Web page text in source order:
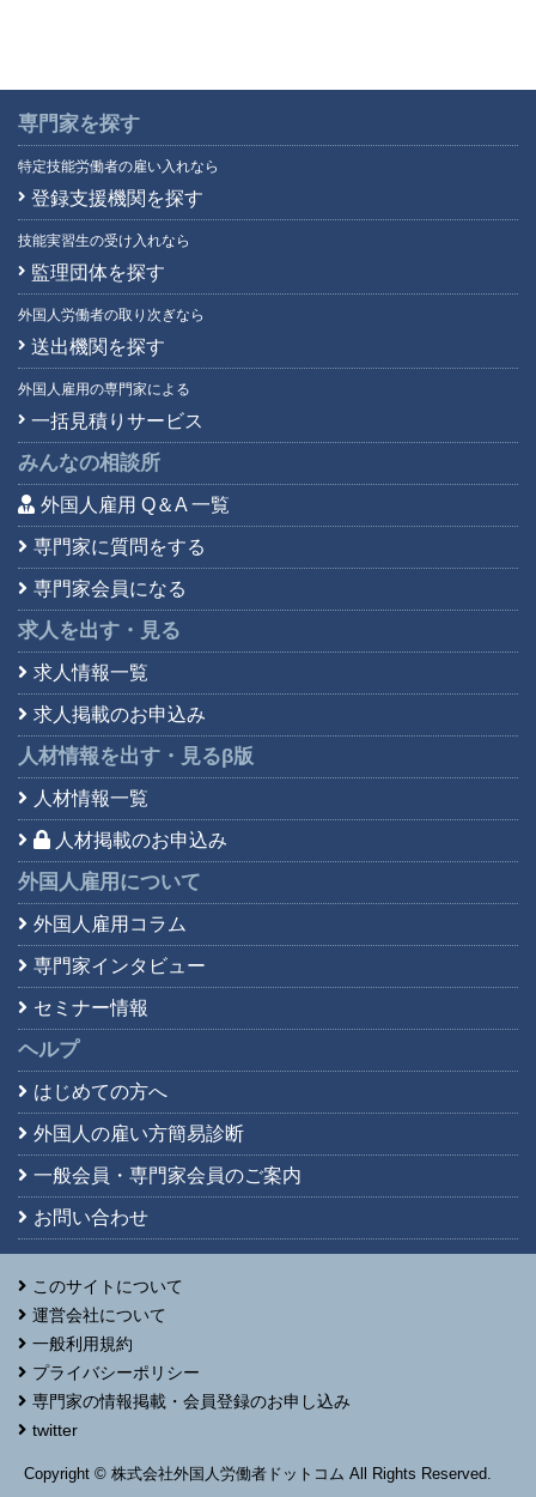
専門家を探す
特定技能労働者の雇い入れなら
登録支援機関を探す
技能実習生の受け入れなら
監理団体を探す
外国人労働者の取り次ぎなら
送出機関を探す
外国人雇用の専門家による
一括見積りサービス
みんなの相談所
外国人雇用 Q＆A 一覧
専門家に質問をする
専門家会員になる
求人を出す・見る
求人情報一覧
求人掲載のお申込み
人材情報を出す・見るβ版
人材情報一覧
人材掲載のお申込み
外国人雇用について
外国人雇用コラム
専門家インタビュー
セミナー情報
ヘルプ
はじめての方へ
外国人の雇い方簡易診断
一般会員・専門家会員のご案内
お問い合わせ
このサイトについて
運営会社について
一般利用規約
プライバシーポリシー
専門家の情報掲載・会員登録のお申し込み
twitter
Copyright © 株式会社外国人労働者ドットコム All Rights Reserved.